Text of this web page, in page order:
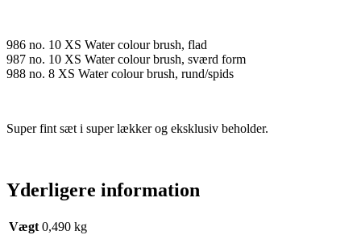
986 no. 10 XS Water colour brush, flad
987 no. 10 XS Water colour brush, sværd form
988 no. 8 XS Water colour brush, rund/spids
Super fint sæt i super lækker og eksklusiv beholder.
Yderligere information
Vægt 0,490 kg